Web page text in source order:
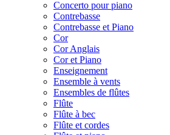
Concerto pour piano
Contrebasse
Contrebasse et Piano
Cor
Cor Anglais
Cor et Piano
Enseignement
Ensemble à vents
Ensembles de flûtes
Flûte
Flûte à bec
Flûte et cordes